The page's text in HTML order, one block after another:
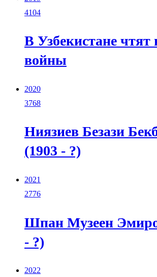
4104
В Узбекистане чтят
войны
2020
3768
Ниязиев Безази
(1903 - ?)
2021
2776
Шпан Музеен
- ?)
2022